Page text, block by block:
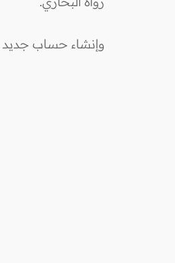
وإنشاء حساب جديد